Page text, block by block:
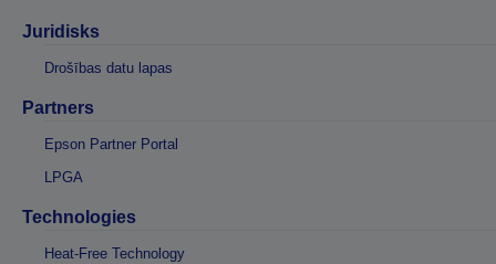
Juridisks
Drošības datu lapas
Partners
Epson Partner Portal
LPGA
Technologies
Heat-Free Technology